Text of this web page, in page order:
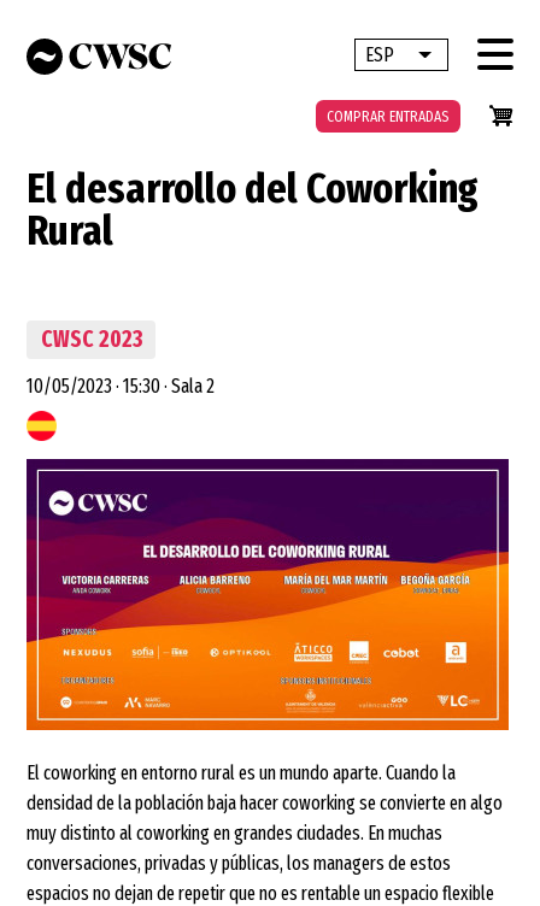
contenido
ESP Lista adicional
COMPRAR ENTRADAS
El desarrollo del Coworking
Rural
CWSC 2023
10/05/2023· 15:30· Sala 2
El coworking en entorno rural es un mundo aparte. Cuando la
densidad de la población baja hacer coworking se convierte en algo
muy distinto al coworking en grandes ciudades. En muchas
conversaciones, privadas y públicas, los managers de estos
espacios no dejan de repetir que no es rentable un espacio flexible